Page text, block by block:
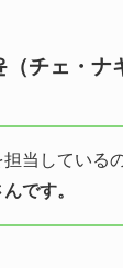
チェ・ナ
当している
です。